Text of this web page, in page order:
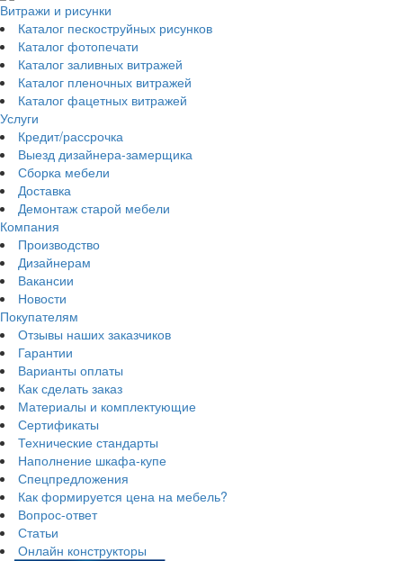
Витражи и рисунки
Каталог пескоструйных рисунков
Каталог фотопечати
Каталог заливных витражей
Каталог пленочных витражей
Каталог фацетных витражей
Услуги
Кредит/рассрочка
Выезд дизайнера-замерщика
Сборка мебели
Доставка
Демонтаж старой мебели
Компания
Производство
Дизайнерам
Вакансии
Новости
Покупателям
Отзывы наших заказчиков
Гарантии
Варианты оплаты
Как сделать заказ
Материалы и комплектующие
Сертификаты
Технические стандарты
Наполнение шкафа-купе
Спецпредложения
Как формируется цена на мебель?
Вопрос-ответ
Статьи
Онлайн конструкторы